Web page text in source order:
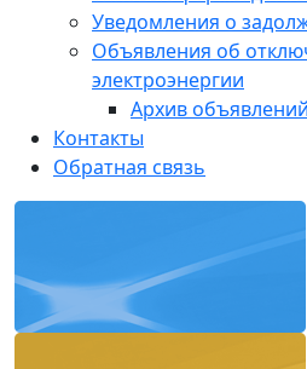
Уведомления о
Объявления об
электроэнергии
Архив объявлений
Контакты
Обратная связь